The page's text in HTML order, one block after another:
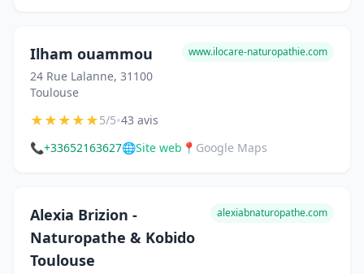
Ilham ouammou
24 Rue Lalanne, 31100
Toulouse
www.ilocare-naturopathie.com
★★★★★5/5•43 avis
📞+33652163627🌐Site web 📍 Google Maps
Alexia Brizion -
Naturopathe & Kobido
Toulouse
alexiabnaturopathe.com